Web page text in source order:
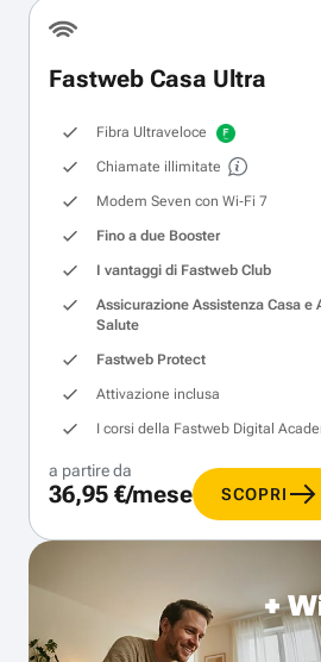
Fastweb Casa Ultra
Fibra Ultraveloce
Chiamate illimitate
Modem Seven con Wi‑Fi 7
Fino a due Booster
I vantaggi di Fastweb Club
Assicurazione Assistenza Casa e
Salute
Fastweb Protect
Attivazione inclusa
I corsi della Fastweb Digital
a partire da
36,95 €/mese SCOPRI
+